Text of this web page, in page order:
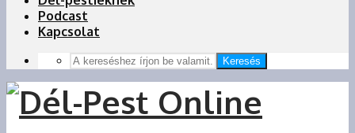
Podcast
Kapcsolat
Keresés